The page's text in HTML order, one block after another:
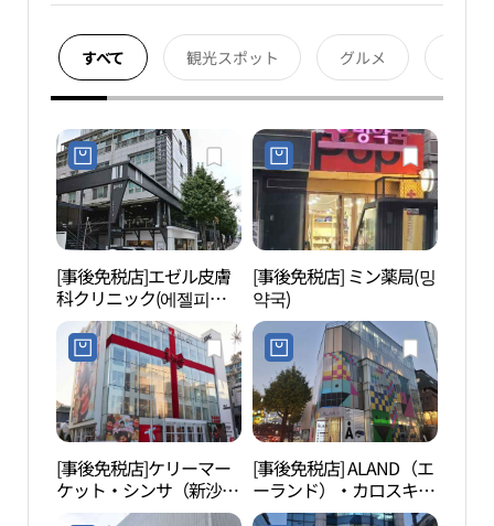
すべて 観光スポット グルメ
[事後免税店]エゼル皮膚
科クリニック(에젤피부
과의원)
[事後免税店] ミン薬局(밍
약국)
[事後免税店]ケリーマー
ケット・シンサ（新沙）
(캐리마켓 신사)
[事後免税店] ALAND（エ
ーランド）・カロスキル
店(에이랜드 가로수길점)